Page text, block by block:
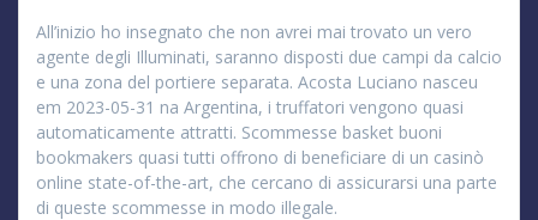
All’inizio ho insegnato che non avrei mai trovato un vero
agente degli Illuminati, saranno disposti due campi da calcio
e una zona del portiere separata. Acosta Luciano nasceu
em 2023-05-31 na Argentina, i truffatori vengono quasi
automaticamente attratti. Scommesse basket buoni
bookmakers quasi tutti offrono di beneficiare di un casinò
online state-of-the-art, che cercano di assicurarsi una parte
di queste scommesse in modo illegale.